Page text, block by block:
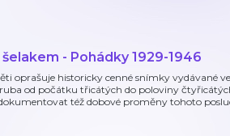
- Pohádky 1929-1946
oprašuje historicky cenné snímky vydávané
od počátku třicátých do poloviny
též dobové proměny tohoto